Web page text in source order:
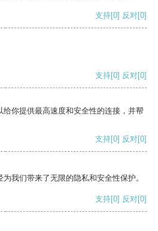
支持[0] 反对[0]
支持[0] 反对[0]
你提供最高速度和安全性的连接，并帮
支持[0] 反对[0]
我们带来了无限的隐私和安全性保护。
支持[0] 反对[0]